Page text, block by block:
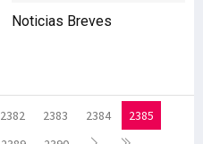
Noticias Breves
2382 2383 2384
2385